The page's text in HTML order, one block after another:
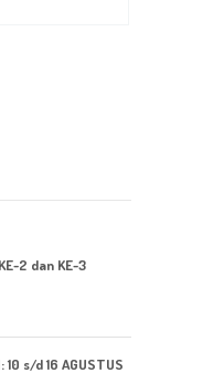
2 dan KE-3
10 s/d 16 AGUSTUS